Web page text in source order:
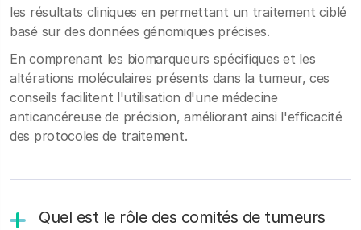
les résultats cliniques en permettant un traitement ciblé
basé sur des données génomiques précises.
En comprenant les biomarqueurs spécifiques et les
altérations moléculaires présents dans la tumeur, ces
conseils facilitent l'utilisation d'une médecine
anticancéreuse de précision, améliorant ainsi l'efficacité
des protocoles de traitement.
Quel est le rôle des comités de tumeurs